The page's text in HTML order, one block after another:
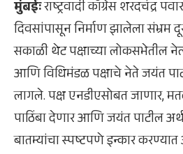
मुंबईःराष्ट्रवादी काँग्रेस शरदचंद्र
दिवसांपासून निर्माण झालेला संभ्रम
सकाळी थेट पक्षाच्या लोकसभेतील
आणि विधिमंडळ पक्षाचे नेते जयंत
लागले. पक्ष एनडीएसोबत जाणार,
पाठिंबा देणार आणि जयंत पाटील
बातम्यांचा स्पष्टपणे इन्कार करण्यात